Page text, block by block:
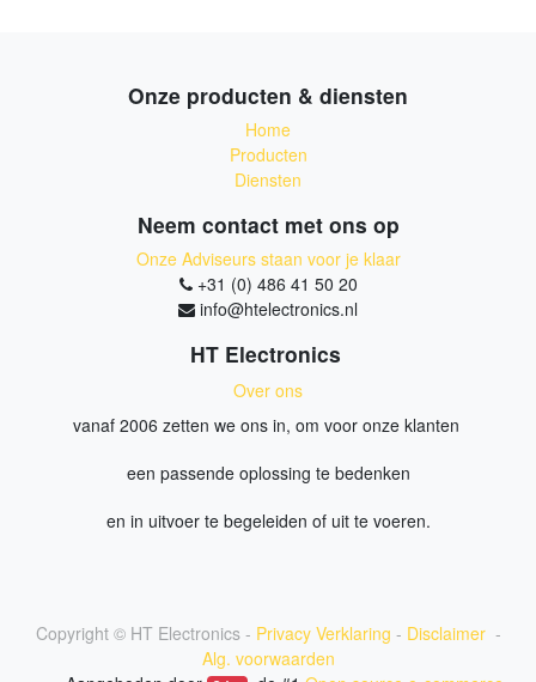
Onze producten & diensten
Home
Producten
Diensten
Neem contact met ons op
Onze Adviseurs staan voor je klaar
+31 (0) 486 41 50 20
info@htelectronics.nl
HT Electronics
Over ons
vanaf 2006 zetten we ons in, om voor onze klanten
een passende oplossing te bedenken
en in uitvoer te begeleiden of uit te voeren.
Copyright © HT Electronics - Privacy Verklaring - Disclaimer -
Alg. voorwaarden